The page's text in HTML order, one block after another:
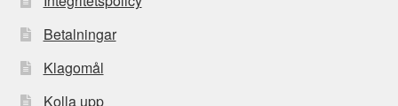
Betalningar
Klagomål
Kolla upp